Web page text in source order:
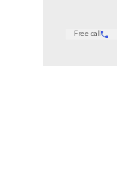
Free call